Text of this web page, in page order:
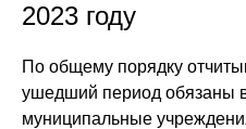
2023 году
По общему порядку
ушедший период обязаны
муниципальные